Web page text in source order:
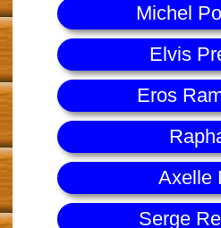
Michel
Elvis
Eros
Axelle
Serge